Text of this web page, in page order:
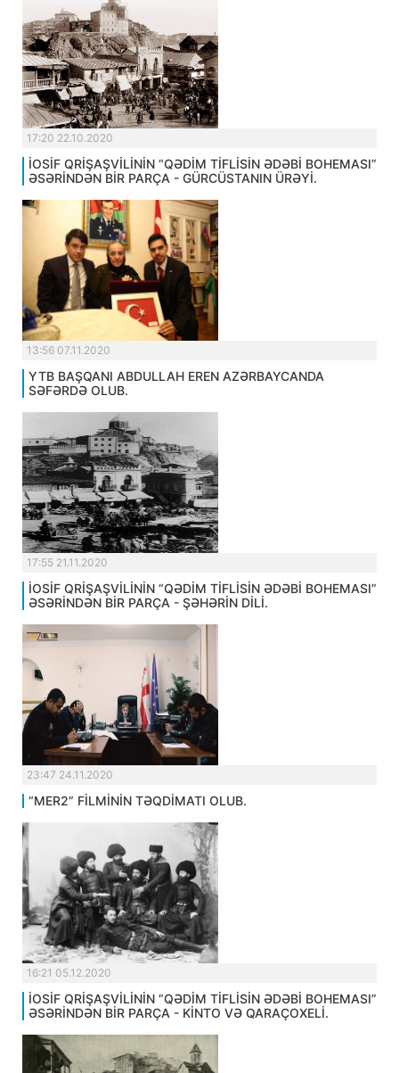
17:20 22.10.2020
İOSİF QRİŞAŞVİLİNİN “QƏDİM TİFLİSİN ƏDƏBİ BOHEMASI”
ƏSƏRİNDƏN BİR PARÇA - GÜRCÜSTANIN ÜRƏYİ.
13:56 07.11.2020
YTB BAŞQANI ABDULLAH EREN AZƏRBAYCANDA
SƏFƏRDƏ OLUB.
17:55 21.11.2020
İOSİF QRİŞAŞVİLİNİN “QƏDİM TİFLİSİN ƏDƏBİ BOHEMASI”
ƏSƏRİNDƏN BİR PARÇA - ŞƏHƏRİN DİLİ.
23:47 24.11.2020
“MER2” FİLMİNİN TƏQDİMATI OLUB.
16:21 05.12.2020
İOSİF QRİŞAŞVİLİNİN “QƏDİM TİFLİSİN ƏDƏBİ BOHEMASI”
ƏSƏRİNDƏN BİR PARÇA - KİNTO VƏ QARAÇOXELİ.